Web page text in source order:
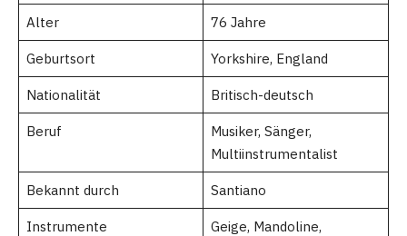
Alter 76 Jahre
Geburtsort Yorkshire, England
Nationalität Britisch-deutsch
Beruf
Musiker, Sänger,
Multiinstrumentalist
Bekannt durch Santiano
Instrumente
Geige, Mandoline,